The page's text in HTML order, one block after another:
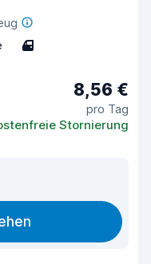
4
8,56 €
pro Tag
Stornierung